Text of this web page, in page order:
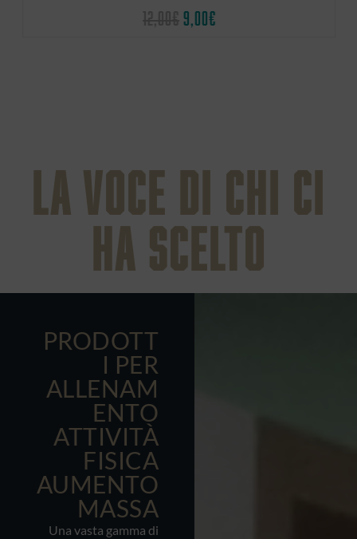
9,00€
La voce di chi ci
ha scelto
PRODOTT
I PER
ALLENAM
ENTO
ATTIVITÀ
FISICA
AUMENTO
MASSA
Una vasta gamma di